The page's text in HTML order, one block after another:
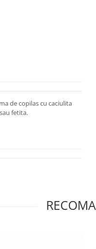
de copilas cu caciulita
fetita.